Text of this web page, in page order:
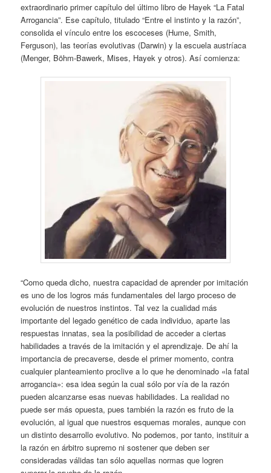
extraordinario primer capítulo del último libro de Hayek “La Fatal
Arrogancia”. Ese capítulo, titulado “Entre el instinto y la razón”,
consolida el vínculo entre los escoceses (Hume, Smith,
Ferguson), las teorías evolutivas (Darwin) y la escuela austríaca
(Menger, Böhm-Bawerk, Mises, Hayek y otros). Así comienza:
“Como queda dicho, nuestra capacidad de aprender por imitación
es uno de los logros más fundamentales del largo proceso de
evolución de nuestros instintos. Tal vez la cualidad más
importante del legado genético de cada individuo, aparte las
respuestas innatas, sea la posibilidad de acceder a ciertas
habilidades a través de la imitación y el aprendizaje. De ahí la
importancia de precaverse, desde el primer momento, contra
cualquier planteamiento proclive a lo que he denominado «la fatal
arrogancia»: esa idea según la cual sólo por vía de la razón
pueden alcanzarse esas nuevas habilidades. La realidad no
puede ser más opuesta, pues también la razón es fruto de la
evolución, al igual que nuestros esquemas morales, aunque con
un distinto desarrollo evolutivo. No podemos, por tanto, instituir a
la razón en árbitro supremo ni sostener que deben ser
consideradas válidas tan sólo aquellas normas que logren